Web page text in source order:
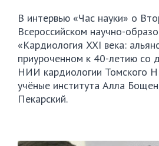
В интервью «Час науки» о
Всероссийском научно-
«Кардиология XXI века:
приуроченном к 40-летию со
НИИ кардиологии Томского
учёные института Алла
Пекарский.